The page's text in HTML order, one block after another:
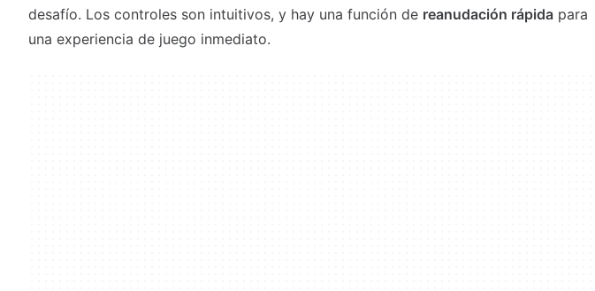
desafío. Los controles son intuitivos, y hay una función de reanudación rápida para
una experiencia de juego inmediato.